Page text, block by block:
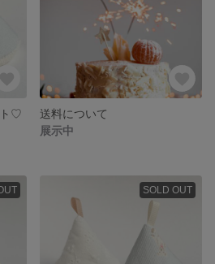
ト♡
送料について
展示中
SOLD OUT